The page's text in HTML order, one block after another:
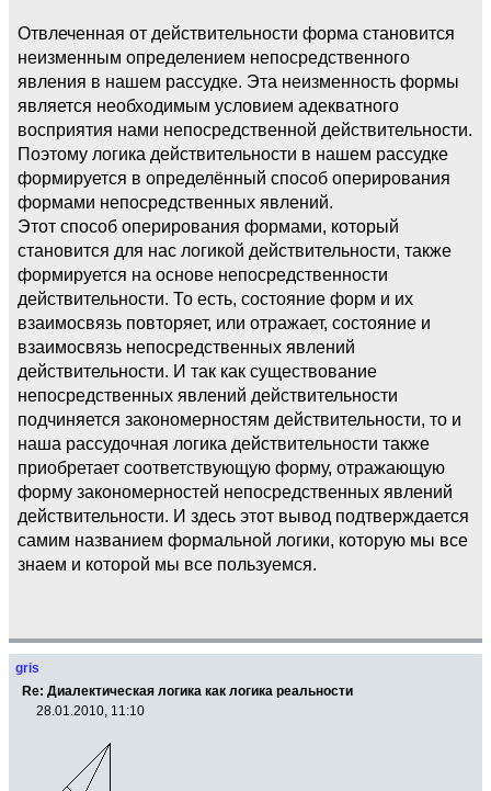
Отвлеченная от действительности форма становится
неизменным определением непосредственного
явления в нашем рассудке. Эта неизменность формы
является необходимым условием адекватного
восприятия нами непосредственной действительности.
Поэтому логика действительности в нашем рассудке
формируется в определённый способ оперирования
формами непосредственных явлений.
Этот способ оперирования формами, который
становится для нас логикой действительности, также
формируется на основе непосредственности
действительности. То есть, состояние форм и их
взаимосвязь повторяет, или отражает, состояние и
взаимосвязь непосредственных явлений
действительности. И так как существование
непосредственных явлений действительности
подчиняется закономерностям действительности, то и
наша рассудочная логика действительности также
приобретает соответствующую форму, отражающую
форму закономерностей непосредственных явлений
действительности. И здесь этот вывод подтверждается
самим названием формальной логики, которую мы все
знаем и которой мы все пользуемся.
gris
Re: Диалектическая логика как логика реальности
28.01.2010, 11:10